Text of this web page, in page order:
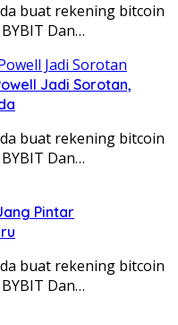
buat rekening bitcoin
Dan…
Jadi Sorotan,
buat rekening bitcoin
Dan…
Pintar
buat rekening bitcoin
Dan…